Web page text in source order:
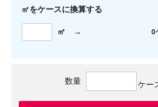
㎡をケースに換算する
㎡ → 0
数量 ケー